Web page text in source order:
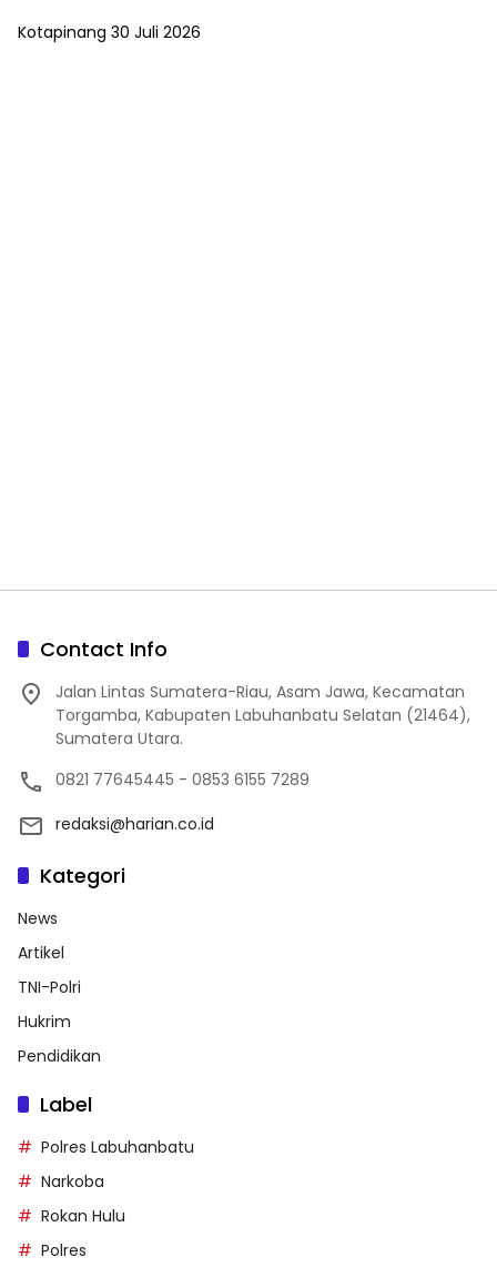
Kotapinang 30 Juli 2026
Contact Info
Jalan Lintas Sumatera-Riau, Asam Jawa, Kecamatan
Torgamba, Kabupaten Labuhanbatu Selatan (21464),
Sumatera Utara.
0821 77645445 - 0853 6155 7289
redaksi@harian.co.id
Kategori
News
Artikel
TNI-Polri
Hukrim
Pendidikan
Label
Polres Labuhanbatu
Narkoba
Rokan Hulu
Polres